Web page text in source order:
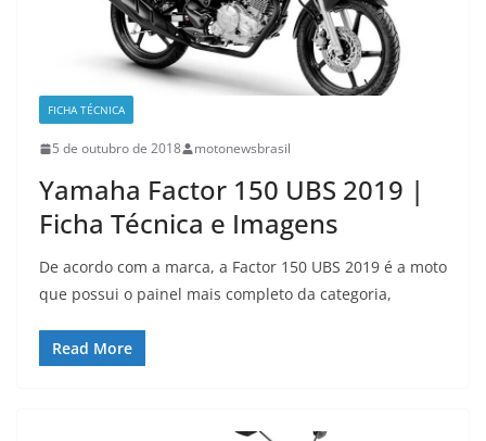
FICHA TÉCNICA
5 de outubro de 2018 motonewsbrasil
Yamaha Factor 150 UBS 2019 |
Ficha Técnica e Imagens
De acordo com a marca, a Factor 150 UBS 2019 é a moto
que possui o painel mais completo da categoria,
Read More